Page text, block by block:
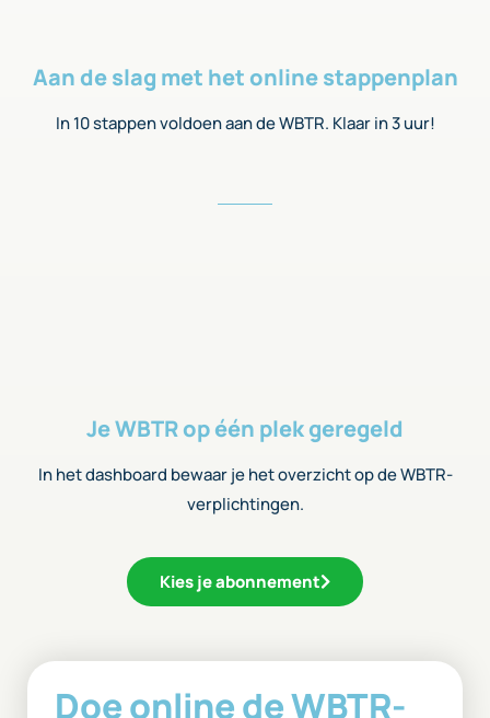
Aan de slag met het online stappenplan
In 10 stappen voldoen aan de WBTR. Klaar in 3 uur!
Je WBTR op één plek geregeld
In het dashboard bewaar je het overzicht op de WBTR-
verplichtingen.
Kies je abonnement
Doe online de WBTR-